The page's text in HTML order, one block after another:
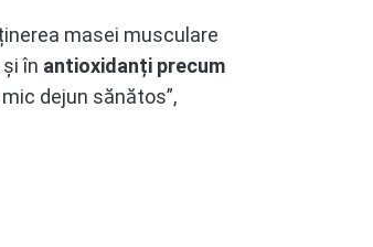
masei musculare
în antioxidanți precum
dejun sănătos”,